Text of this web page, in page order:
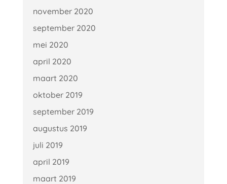
november 2020
september 2020
mei 2020
april 2020
maart 2020
oktober 2019
september 2019
augustus 2019
juli 2019
april 2019
maart 2019